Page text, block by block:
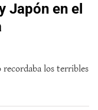
Japón en el
recordaba los terribles